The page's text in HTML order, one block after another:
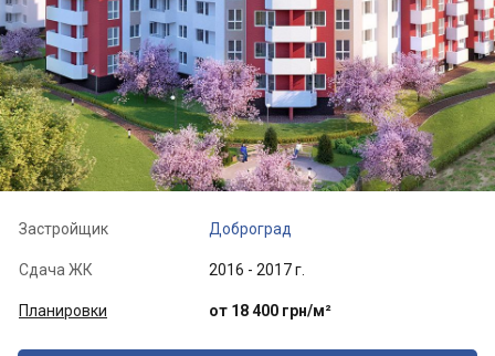
Застройщик Доброград
Сдача ЖК 2016 - 2017 г.
Планировки от 18 400 грн/м²